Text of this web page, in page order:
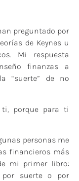
preguntado por
de Keynes u
Mi respuesta
finanzas a
“suerte” de no
ti, porque para ti
personas me
financieros más
mi primer libro:
suerte o por